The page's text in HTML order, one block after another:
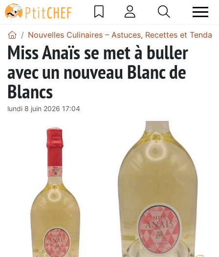
Nouvelles Culinaires – Astuces, Recettes et
Miss Anaïs se met à buller
avec un nouveau Blanc de
Blancs
lundi 8 juin 2026 17:04